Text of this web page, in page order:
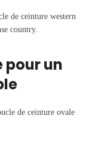
de ceinture western
country.
pour un
de ceinture ovale